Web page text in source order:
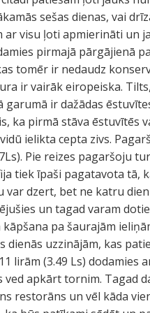
sešas dienas, vai
visu ļoti apmierināti un
pirmajā pārgājienā
tomēr ir nedaudz
ir vairāk eiropeiska.
garumā ir dažādas
ka pirmā stāva ēstuvītēs
ielikta cepta zivs.
Pie reizes pagaršoju
tiek īpaši pagatavota tā,
dzert, bet ne katru
un tagad varam
pa šaurajām
uzzinājām, kas
lirām (3.49 Ls) dodamies
apkārt tornim. Tagad
restorāns un vēl kāda